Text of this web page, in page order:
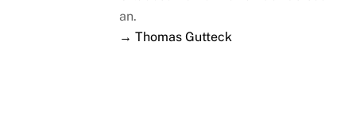
an.
→ Thomas Gutteck